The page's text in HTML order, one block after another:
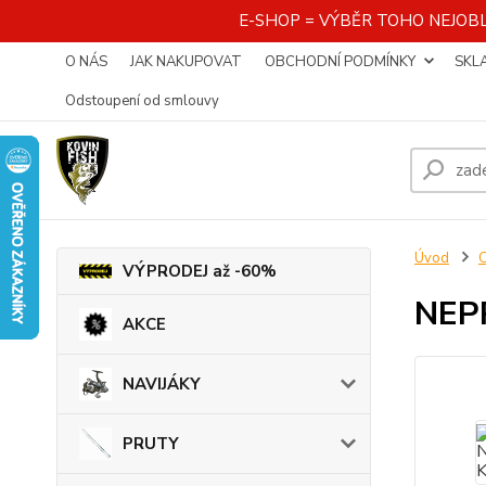
E-SHOP = VÝBĚR TOHO
O NÁS JAK NAKUPOVAT OBCHODNÍ PODMÍNKY
Odstoupení od smlouvy
VÝPRODEJ až -60%
AKCE
NAVIJÁKY
PRUTY
Úvod